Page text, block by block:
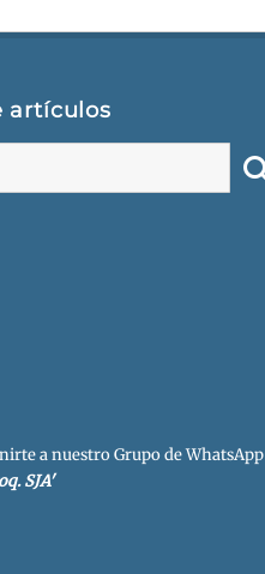
artículos
a nuestro Grupo de WhatsApp
SJA'